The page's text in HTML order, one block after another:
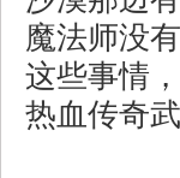
魔法师没
这些事情
热血传奇